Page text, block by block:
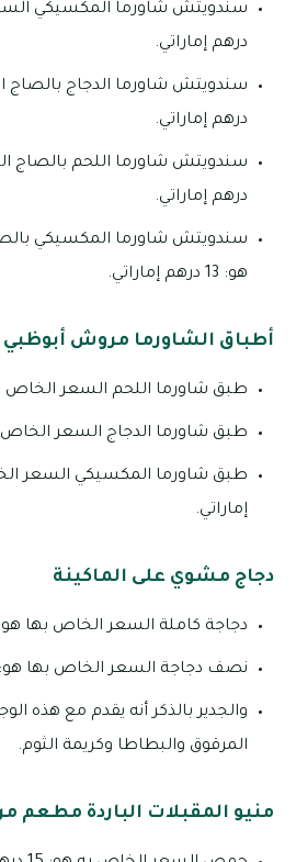
درهم إماراتي.
درهم إماراتي.
درهم إماراتي.
سندويتش شاورما المكسيكي
هو: 13 درهم إماراتي.
أطباق الشاورما مروش أبوظبي
طبق شاورما اللحم السعر الخاص به هو: 35 درهم
طبق شاورما الدجاج السعر الخاص به هو: 35
إماراتي.
دجاج مشوي على الماكينة
دجاجة كاملة السعر الخاص بها هو: 37 درهم إماراتي.
نصف دجاجة السعر الخاص بها هو: 20 درهم إماراتي.
والجدير بالذكر أنه يقدم مع هذه
المرقوق والبطاطا وكريمة الثوم.
منيو المقبلات الباردة مطعم